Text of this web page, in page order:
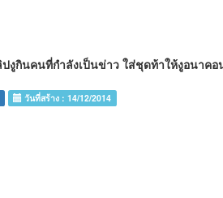
งูกินคนที่กำลังเป็นข่าว ใส่ชุดท้าให้งูอนาคอ
วันที่สร้าง :14/12/2014